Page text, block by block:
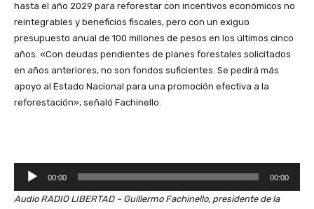
hasta el año 2029 para reforestar con incentivos económicos no
reintegrables y beneficios fiscales, pero con un exiguo
presupuesto anual de 100 millones de pesos en los últimos cinco
años. «Con deudas pendientes de planes forestales solicitados
en años anteriores, no son fondos suficientes. Se pedirá más
apoyo al Estado Nacional para una promoción efectiva a la
reforestación», señaló Fachinello.
p
00:00 00:00
Audio RADIO LIBERTAD – Guillermo Fachinello, presidente de la